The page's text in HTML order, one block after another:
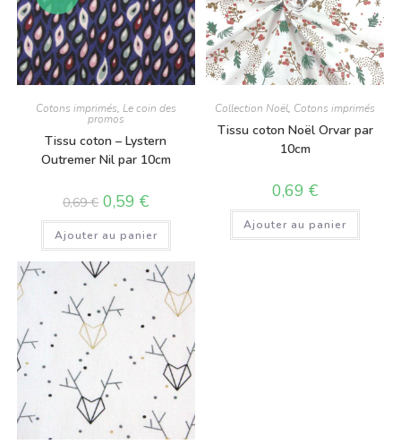
Cotons imprimés, Le coin des
promos
Tissu coton – Lystern
Outremer Nil par 10cm
0,69€ 0,59€
Ajouter au panier
Collection Noël, Cotons imprimés
Tissu coton Noël Orvar par
10cm
0,69€
Ajouter au panier